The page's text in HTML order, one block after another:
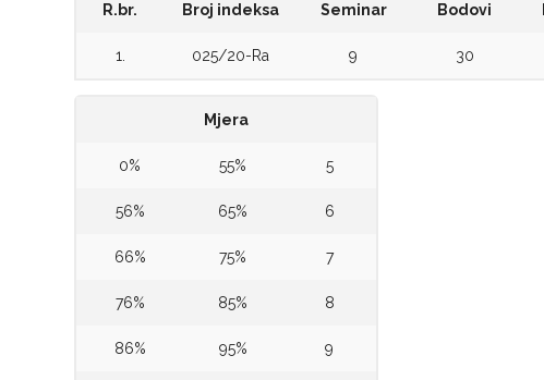
R.br. Broj indeksa Seminar Bodovi
1. 025/20-Ra 9 30
Mjera
0% 55% 5
56% 65% 6
66% 75% 7
76% 85% 8
86% 95% 9